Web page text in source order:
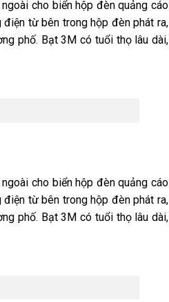
cho biển hộp đèn quảng cáo
điện từ bên trong hộp đèn phát ra,
phố. Bạt 3M có tuổi thọ lâu dài,
cho biển hộp đèn quảng cáo
điện từ bên trong hộp đèn phát ra,
phố. Bạt 3M có tuổi thọ lâu dài,